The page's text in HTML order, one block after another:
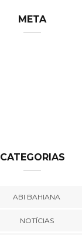
META
CATEGORIAS
ABI BAHIANA
NOTÍCIAS